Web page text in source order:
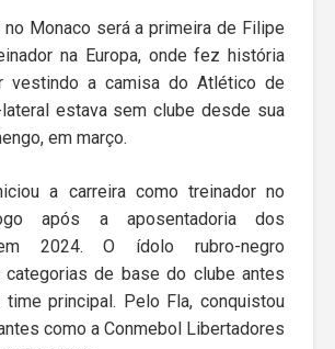
Monaco será a primeira de Filipe
na Europa, onde fez história
vestindo a camisa do Atlético de
lateral estava sem clube desde sua
em março.
a carreira como treinador no
após a aposentadoria dos
2024. O ídolo rubro-negro
categorias de base do clube antes
principal. Pelo Fla, conquistou
como a Conmebol Libertadores